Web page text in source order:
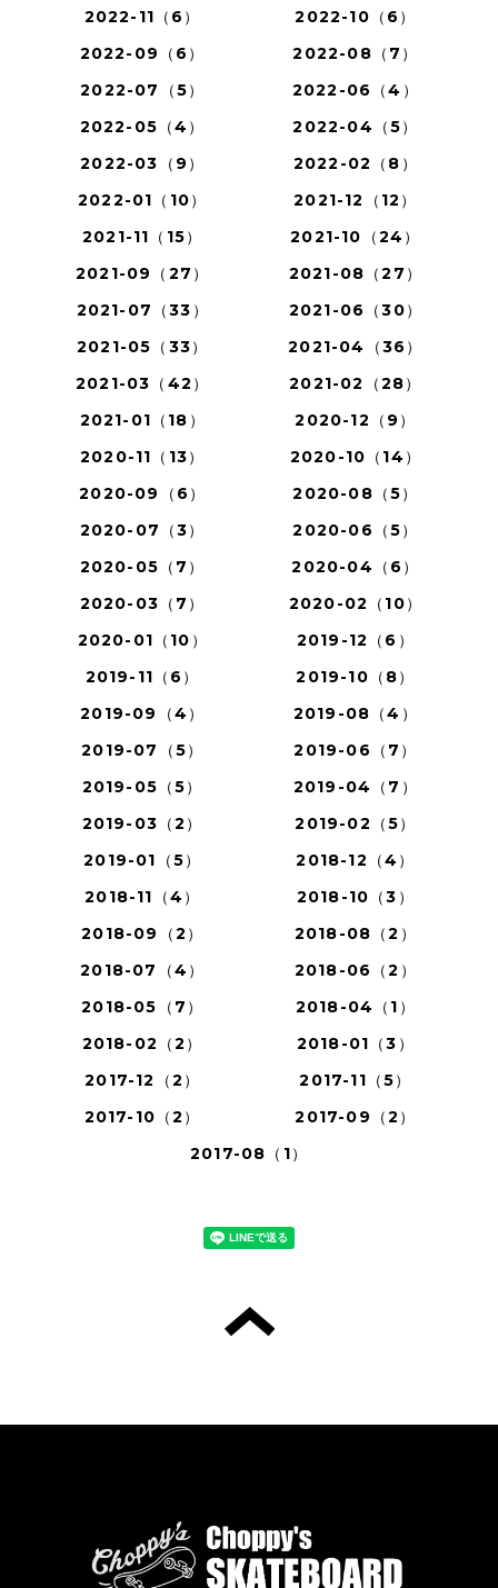
2022-11（6）
2022-10（6）
2022-09（6）
2022-08（7）
2022-07（5）
2022-06（4）
2022-05（4）
2022-04（5）
2022-03（9）
2022-02（8）
2022-01（10）
2021-12（12）
2021-11（15）
2021-10（24）
2021-09（27）
2021-08（27）
2021-07（33）
2021-06（30）
2021-05（33）
2021-04（36）
2021-03（42）
2021-02（28）
2021-01（18）
2020-12（9）
2020-11（13）
2020-10（14）
2020-09（6）
2020-08（5）
2020-07（3）
2020-06（5）
2020-05（7）
2020-04（6）
2020-03（7）
2020-02（10）
2020-01（10）
2019-12（6）
2019-11（6）
2019-10（8）
2019-09（4）
2019-08（4）
2019-07（5）
2019-06（7）
2019-05（5）
2019-04（7）
2019-03（2）
2019-02（5）
2019-01（5）
2018-12（4）
2018-11（4）
2018-10（3）
2018-09（2）
2018-08（2）
2018-07（4）
2018-06（2）
2018-05（7）
2018-04（1）
2018-02（2）
2018-01（3）
2017-12（2）
2017-11（5）
2017-10（2）
2017-09（2）
2017-08（1）